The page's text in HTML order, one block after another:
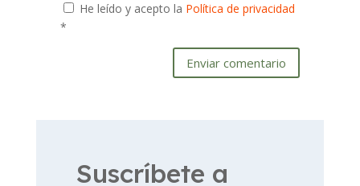
He leído y acepto la Política de privacidad
*
Enviar comentario
Suscríbete a